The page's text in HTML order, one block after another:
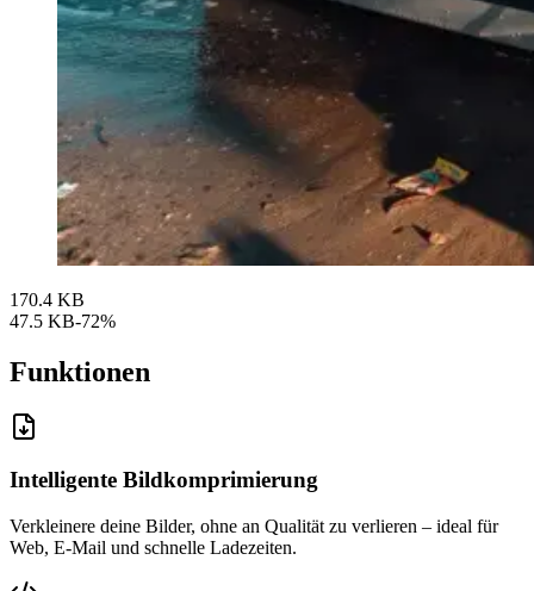
170.4 KB
47.5 KB-72%
Funktionen
Intelligente Bildkomprimierung
Verkleinere deine Bilder, ohne an Qualität zu verlieren – ideal für
Web, E-Mail und schnelle Ladezeiten.